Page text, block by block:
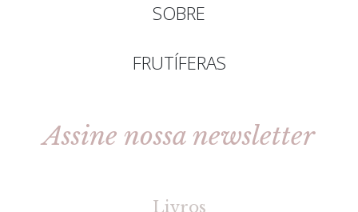
SOBRE
FRUTÍFERAS
Assine nossa newsletter
Livros